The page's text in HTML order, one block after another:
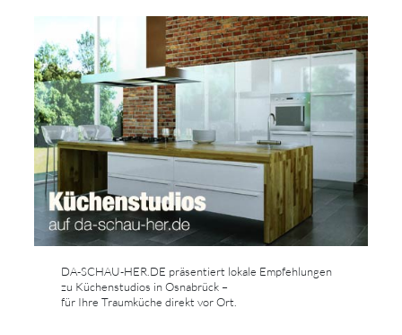
DA-SCHAU-HER.DE präsentiert lokale Empfehlungen
zu Küchenstudios in Osnabrück –
für Ihre Traumküche direkt vor Ort.